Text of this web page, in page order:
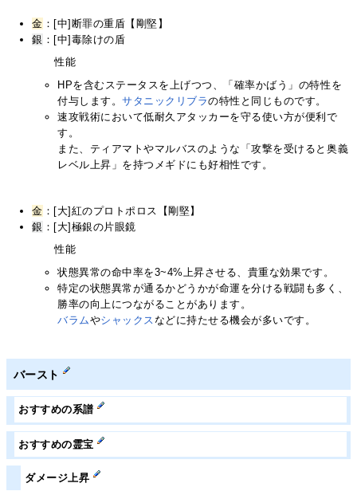
金 ：[中]断罪の重盾【剛堅】
銀 ：[中]毒除けの盾
性能
HPを含むステータスを上げつつ、「確率かばう」の特性を
付与します。サタニックリブラの特性と同じものです。
速攻戦術において低耐久アタッカーを守る使い方が便利で
す。
また、ティアマトやマルバスのような「攻撃を受けると奥義
レベル上昇」を持つメギドにも好相性です。
金 ：[大]紅のプロトポロス【剛堅】
銀 ：[大]極銀の片眼鏡
性能
状態異常の命中率を3~4%上昇させる、貴重な効果です。
特定の状態異常が通るかどうかが命運を分ける戦闘も多く、
勝率の向上につながることがあります。
バラムやシャックス などに持たせる機会が多いです。
バースト
おすすめの系譜
おすすめの霊宝
ダメージ上昇